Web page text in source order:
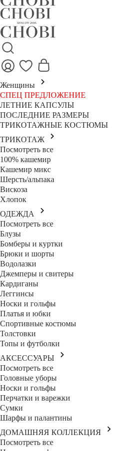
Женщины
СПЕЦ ПРЕДЛОЖЕНИЕ
ЛЕТНИЕ КАПСУЛЫ
ПОСЛЕДНИЕ РАЗМЕРЫ
ТРИКОТАЖНЫЕ КОСТЮМЫ
ТРИКОТАЖ
Посмотреть все
100% кашемир
Кашемир микс
Шерсть/альпака
Вискоза
Хлопок
ОДЕЖДА
Посмотреть все
Блузы
Бомберы и куртки
Брюки и шорты
Водолазки
Джемперы и свитеры
Кардиганы
Леггинсы
Носки и гольфы
Платья и юбки
Спортивные костюмы
Толстовки
Топы и футболки
АКСЕССУАРЫ
Посмотреть все
Головные уборы
Носки и гольфы
Перчатки и варежки
Сумки
Шарфы и палантины
ДОМАШНЯЯ КОЛЛЕКЦИЯ
Посмотреть все